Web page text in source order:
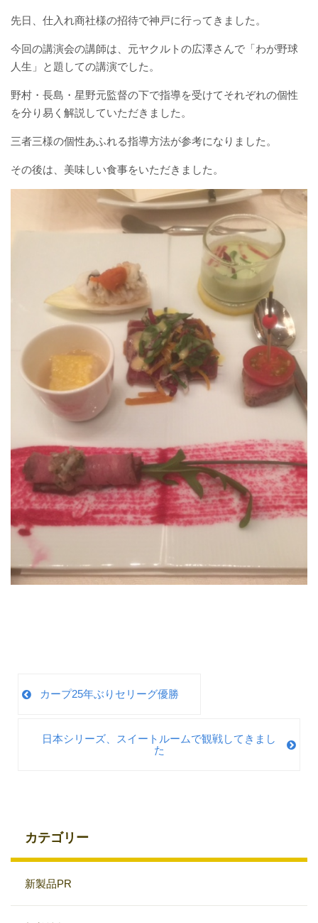
先日、仕入れ商社様の招待で神戸に行ってきました。
今回の講演会の講師は、元ヤクルトの広澤さんで「わが野球
人生」と題しての講演でした。
野村・長島・星野元監督の下で指導を受けてそれぞれの個性
を分り易く解説していただきました。
三者三様の個性あふれる指導方法が参考になりました。
その後は、美味しい食事をいただきました。
カープ25年ぶりセリーグ優勝
日本シリーズ、スイートルームで観戦してきまし
た
カテゴリー
新製品PR